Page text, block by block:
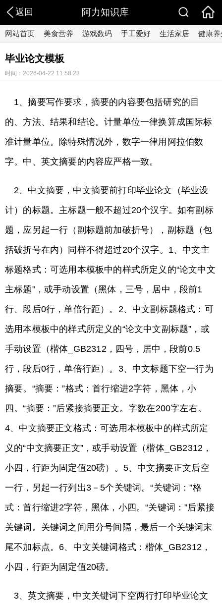
返回 阿力知识库
网站首页 美食营养 游戏数码 手工爱好 生活家居 健康养
毕业论文模板
时间：2026-04-22 11:58:23
1、摘要写作要求，摘要的内容要包括研究的目
的、方法、结果和结论。计量单位一律换算成国际标
准计量单位。除特殊情况外，数字一律用阿拉伯数
字。中、英文摘要的内容应严格一致。
2、中文摘要，中文摘要前打印毕业论文（毕业设
计）的标题。主标题一般不超过20个汉字。如有副标
题，应另起一行（副标题前加破折号），副标题（包
括破折号在内）同样不得超过20个汉字。1、中文主
标题格式：可选用本模板中的样式所定义的“论文中文
主标题”，或手动设置（黑体，三号，居中，段前1
行、段后0行，单倍行距）。2、中文副标题格式：可
选用本模板中的样式所定义的“论文中文副标题”，或
手动设置（楷体_GB2312，四号，居中，段前0.5
行，段后0行，单倍行距）。3、中文标题下空一行为
摘要。“摘要：”格式：首行缩进2字符，黑体，小
四。“摘要：”后紧接摘要正文。字数在200字左右。
4、中文摘要正文格式：可选用本模板中的样式所定
义的“中文摘要正文”，或手动设置（楷体_GB2312，
小四，行距为固定值20磅）。5、中文摘要正文后空
一行，另起一行列出3－5个关键词。“关键词：”格
式：首行缩进2字符，黑体，小四。“关键词：”后紧接
关键词。关键词之间用分号间隔，最后一个关键词末
尾不加标点。6、中文关键词格式：楷体_GB2312，
小四，行距为固定值20磅。
3、英文摘要，中文关键词下空两行打印毕业论文